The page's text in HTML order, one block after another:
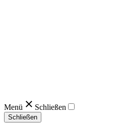
Menü Schließen
Schließen